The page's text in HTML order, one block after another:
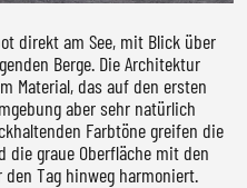
direkt am See, mit Blick über
Berge. Die Architektur
Material, das auf den ersten
aber sehr natürlich
Farbtöne greifen die
die graue Oberfläche mit den
den Tag hinweg harmoniert.